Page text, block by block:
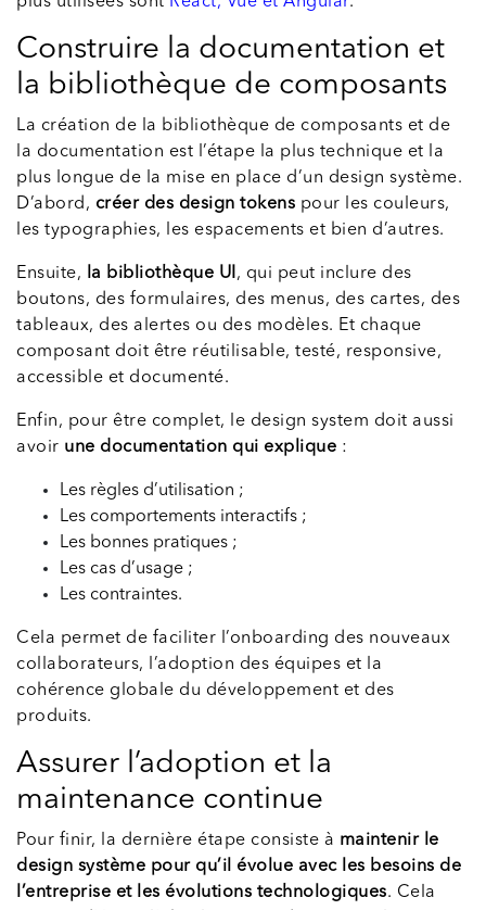
Construire la documentation et
la bibliothèque de composants
La création de la bibliothèque de composants et de
la documentation est l’étape la plus technique et la
plus longue de la mise en place d’un design système.
D’abord, créer des design tokens pour les couleurs,
les typographies, les espacements et bien d’autres.
Ensuite, la bibliothèque UI, qui peut inclure des
boutons, des formulaires, des menus, des cartes, des
tableaux, des alertes ou des modèles. Et chaque
composant doit être réutilisable, testé, responsive,
accessible et documenté.
Enfin, pour être complet, le design system doit aussi
avoir une documentation qui explique :
Les règles d’utilisation ;
Les comportements interactifs ;
Les bonnes pratiques ;
Les cas d’usage ;
Les contraintes.
Cela permet de faciliter l’onboarding des nouveaux
collaborateurs, l’adoption des équipes et la
cohérence globale du développement et des
produits.
Assurer l’adoption et la
maintenance continue
Pour finir, la dernière étape consiste à maintenir le
design système pour qu’il évolue avec les besoins de
l’entreprise et les évolutions technologiques. Cela